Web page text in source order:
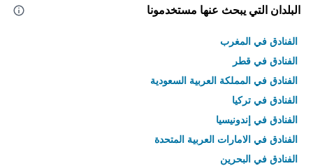
البلدان التي يبحث عنها مستخدمونا
الفنادق في المغرب
الفنادق في قطر
الفنادق في المملكة العربية السعودية
الفنادق في تركيا
الفنادق في إندونيسيا
الفنادق في الامارات العربية المتحدة
الفنادق في البحرين